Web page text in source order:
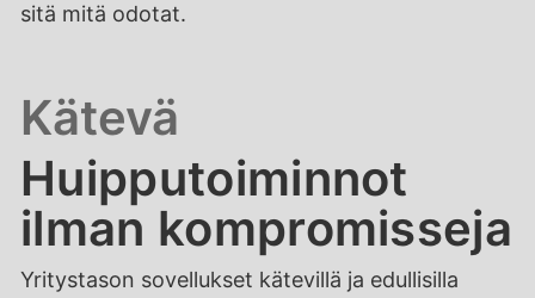
sitä mitä odotat.
Kätevä
Huipputoiminnot
ilman kompromisseja
Yritystason sovellukset kätevillä ja edullisilla